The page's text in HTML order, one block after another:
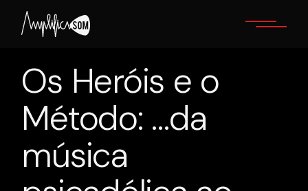
content
Os Heróis e o
Método: …da
música